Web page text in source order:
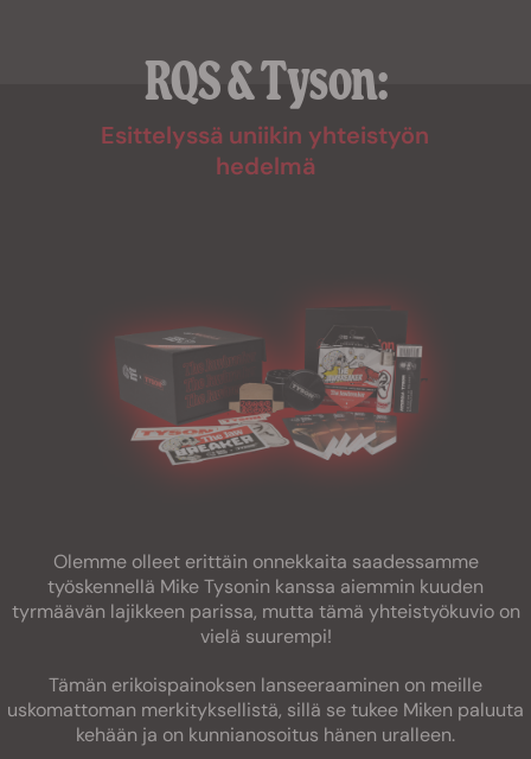
RQS & Tyson:
Esittelyssä uniikin yhteistyön
hedelmä
Olemme olleet erittäin onnekkaita saadessamme
työskennellä Mike Tysonin kanssa aiemmin kuuden
tyrmäävän lajikkeen parissa, mutta tämä yhteistyökuvio on
vielä suurempi!
Tämän erikoispainoksen lanseeraaminen on meille
uskomattoman merkityksellistä, sillä se tukee Miken paluuta
kehään ja on kunnianosoitus hänen uralleen.